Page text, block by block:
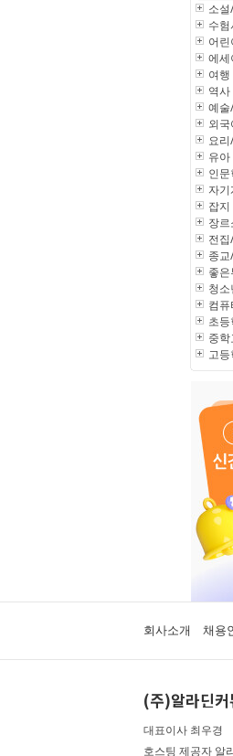
소
수
어린
에세
여행
역사
예
외국
요
유아
인
자
잡지
장르
전
종
좋은
청소
컴
초
중
고
회사소개 채용
(주)알라딘
대표이사 최우경
호스팅 제공자 알